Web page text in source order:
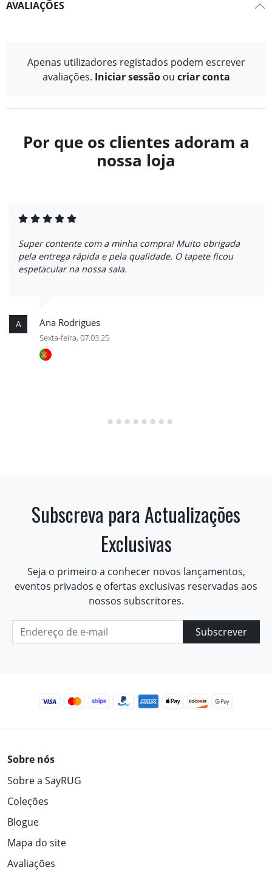
AVALIAÇÕES
Apenas utilizadores registados podem escrever
avaliações. Iniciar sessão ou criar conta
Por que os clientes adoram a
nossa loja
Super contente com a minha compra! Muito obrigada
pela entrega rápida e pela qualidade. O tapete ficou
espetacular na nossa sala.
A Ana Rodrigues
Sexta-feira, 07.03.25
Subscreva para Actualizações
Exclusivas
Seja o primeiro a conhecer novos lançamentos,
eventos privados e ofertas exclusivas reservadas aos
nossos subscritores.
Subscrever
Sobre nós
Sobre a SayRUG
Coleções
Blogue
Mapa do site
Avaliações